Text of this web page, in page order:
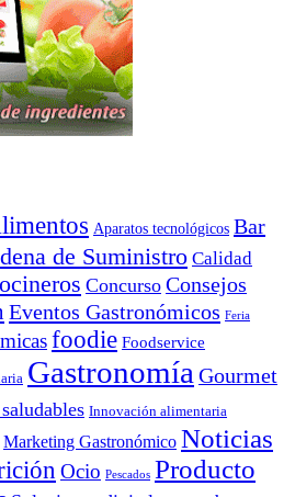
Aparatos tecnológicos Bar
de Suministro Calidad
Concurso Consejos
Eventos Gastronómicos Feria
foodie Foodservice
Gastronomía Gourmet
Innovación alimentaria
Marketing Gastronómico Noticias
Ocio Pescados Producto